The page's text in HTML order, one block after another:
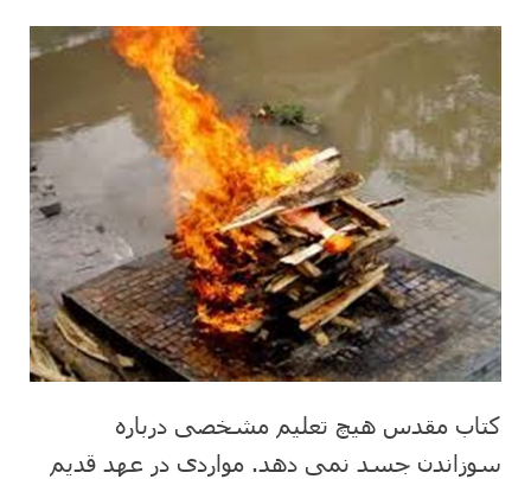
کتاب مقدس هیچ تعلیم مشخصی درباره
سوزاندن جسد نمی دهد. مواردی در عهد قدیم